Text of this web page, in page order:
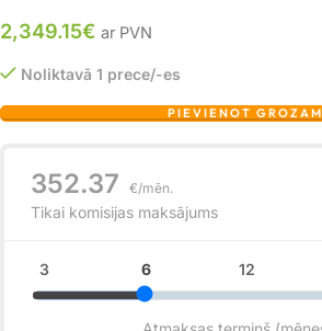
2,349.15€ ar PVN
Noliktavā 1 prece/-es
PIEVIENOT GROZAM